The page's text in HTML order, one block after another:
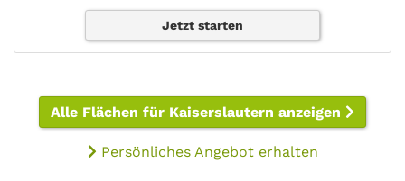
Jetzt starten
Alle Flächen für Kaiserslautern anzeigen
Persönliches Angebot erhalten